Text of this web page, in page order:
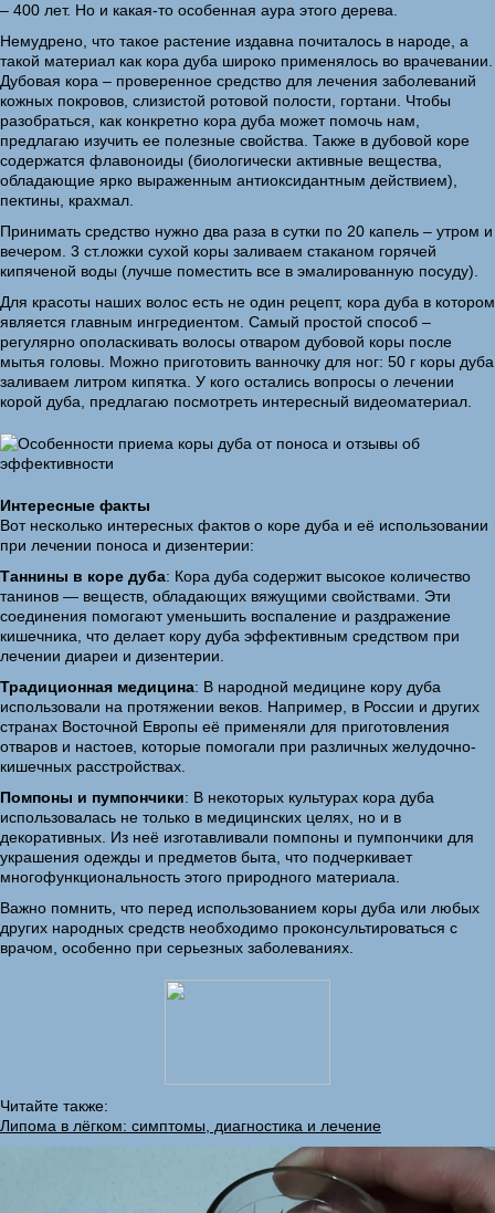
– 400 лет. Но и какая-то особенная аура этого дерева.
Немудрено, что такое растение издавна почиталось в народе, а
такой материал как кора дуба широко применялось во врачевании.
Дубовая кора – проверенное средство для лечения заболеваний
кожных покровов, слизистой ротовой полости, гортани. Чтобы
разобраться, как конкретно кора дуба может помочь нам,
предлагаю изучить ее полезные свойства. Также в дубовой коре
содержатся флавоноиды (биологически активные вещества,
обладающие ярко выраженным антиоксидантным действием),
пектины, крахмал.
Принимать средство нужно два раза в сутки по 20 капель – утром и
вечером. 3 ст.ложки сухой коры заливаем стаканом горячей
кипяченой воды (лучше поместить все в эмалированную посуду).
Для красоты наших волос есть не один рецепт, кора дуба в котором
является главным ингредиентом. Самый простой способ –
регулярно ополаскивать волосы отваром дубовой коры после
мытья головы. Можно приготовить ванночку для ног: 50 г коры дуба
заливаем литром кипятка. У кого остались вопросы о лечении
корой дуба, предлагаю посмотреть интересный видеоматериал.
Интересные факты
Вот несколько интересных фактов о коре дуба и её использовании
при лечении поноса и дизентерии:
Таннины в коре дуба: Кора дуба содержит высокое количество
танинов — веществ, обладающих вяжущими свойствами. Эти
соединения помогают уменьшить воспаление и раздражение
кишечника, что делает кору дуба эффективным средством при
лечении диареи и дизентерии.
Традиционная медицина: В народной медицине кору дуба
использовали на протяжении веков. Например, в России и других
странах Восточной Европы её применяли для приготовления
отваров и настоев, которые помогали при различных желудочно-
кишечных расстройствах.
Помпоны и пумпончики: В некоторых культурах кора дуба
использовалась не только в медицинских целях, но и в
декоративных. Из неё изготавливали помпоны и пумпончики для
украшения одежды и предметов быта, что подчеркивает
многофункциональность этого природного материала.
Важно помнить, что перед использованием коры дуба или любых
других народных средств необходимо проконсультироваться с
врачом, особенно при серьезных заболеваниях.
Читайте также:
Липома в лёгком: симптомы, диагностика и лечение